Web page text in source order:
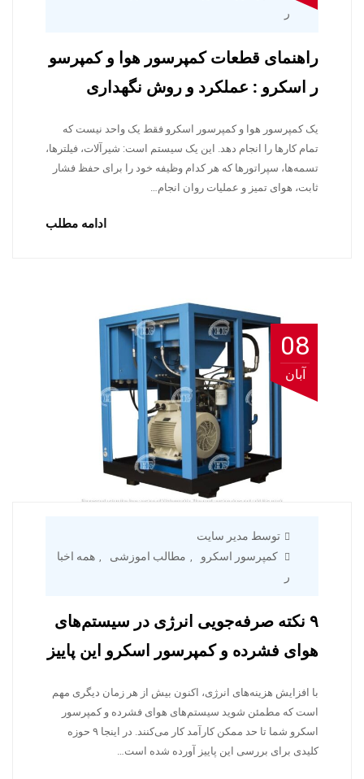
ر
راهنمای قطعات کمپرسور هوا و کمپرسو
ر اسکرو : عملکرد و روش نگهداری
یک کمپرسور هوا و کمپرسور اسکرو فقط یک واحد نیست که
تمام کارها را انجام دهد. این یک سیستم است: شیرآلات، فیلترها،
تسمه‌ها، سپراتورها که هر کدام وظیفه خود را برای حفظ فشار
ثابت، هوای تمیز و عملیات روان انجام…
ادامه مطلب
08
آبان
توسط مدیر سایت
کمپرسور اسکرو
, مطالب اموزشی , همه اخبا
ر
۹ نکته صرفه‌جویی انرژی در سیستم‌های
هوای فشرده و کمپرسور اسکرو این پاییز
با افزایش هزینه‌های انرژی، اکنون بیش از هر زمان دیگری مهم
است که مطمئن شوید سیستم‌های هوای فشرده و کمپرسور
اسکرو شما تا حد ممکن کارآمد کار می‌کنند. در اینجا ۹ حوزه
کلیدی برای بررسی این پاییز آورده شده است…